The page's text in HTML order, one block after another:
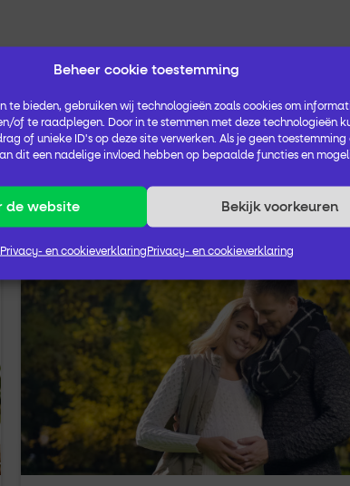
Beheer cookie toestemming
te bieden, gebruiken wij technologieën zoals cookies om
of te raadplegen. Door in te stemmen met deze technologieën
of unieke ID's op deze site verwerken. Als je geen
dit een nadelige invloed hebben op bepaalde functies en
de website Bekijk voorkeuren
Privacy- en cookieverklaring Privacy- en cookieverklaring